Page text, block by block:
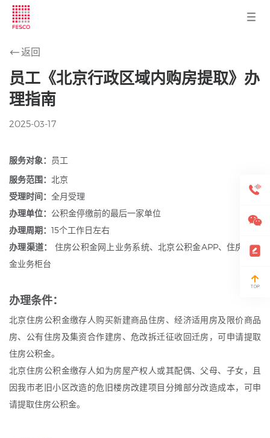
返回
员工《北京行政区域内购房提取》办
理指南
2025-03-17
服务对象： 员工
服务范围： 北京
受理时间： 全月受理
办理单位： 公积金停缴前的最后一家单位
办理周期： 15个工作日左右
办理渠道： 住房公积金网上业务系统、北京公积金APP、住房公积
金业务柜台
办理条件：
北京住房公积金缴存人购买新建商品住房、经济适用房及限价商品
房、公有住房及集资合作建房、危改拆迁征收回迁房，可申请提取
住房公积金。
北京住房公积金缴存人如为房屋产权人或其配偶、父母、子女，且
因我市老旧小区改造的危旧楼房改建项目分摊部分改造成本，可申
请提取住房公积金。